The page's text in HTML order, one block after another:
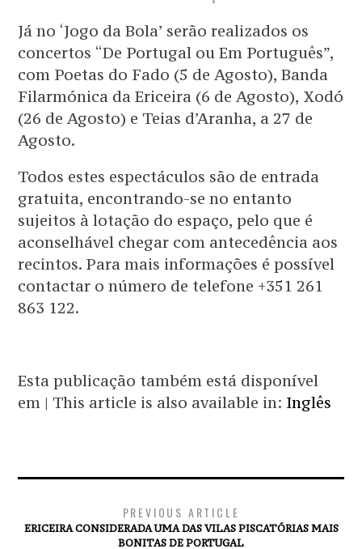
Já no ‘Jogo da Bola’ serão realizados os
concertos “De Portugal ou Em Português”,
com Poetas do Fado (5 de Agosto), Banda
Filarmónica da Ericeira (6 de Agosto), Xodó
(26 de Agosto) e Teias d’Aranha, a 27 de
Agosto.
Todos estes espectáculos são de entrada
gratuita, encontrando-se no entanto
sujeitos à lotação do espaço, pelo que é
aconselhável chegar com antecedência aos
recintos. Para mais informações é possível
contactar o número de telefone +351 261
863 122.
Esta publicação também está disponível
em | This article is also available in: Inglês
PREVIOUS ARTICLE
ERICEIRA CONSIDERADA UMA DAS VILAS PISCATÓRIAS MAIS
BONITAS DE PORTUGAL